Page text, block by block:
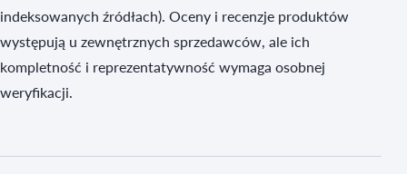
indeksowanych źródłach). Oceny i recenzje produktów
występują u zewnętrznych sprzedawców, ale ich
kompletność i reprezentatywność wymaga osobnej
weryfikacji.